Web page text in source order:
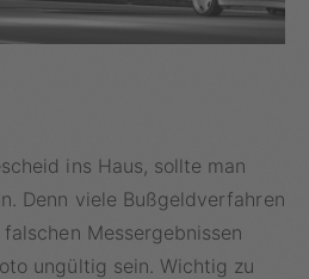
ins Haus, sollte man
Denn viele Bußgeldverfahren
Messergebnissen
ungültig sein. Wichtig zu